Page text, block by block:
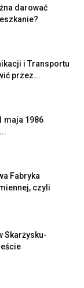
darować
i Transportu
przez...
maja 1986
Fabryka
czyli
Skarżysku-